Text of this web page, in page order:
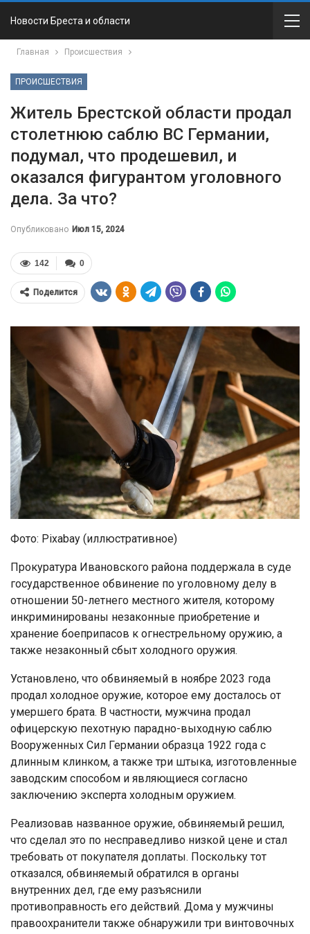
Новости Бреста и области
Главная Происшествия
ПРОИСШЕСТВИЯ
Житель Брестской области продал
столетнюю саблю ВС Германии,
подумал, что продешевил, и
оказался фигурантом уголовного
дела. За что?
Опубликовано Июл 15, 2024
0
142
Поделится
Фото: Pixabay (иллюстративное)
Прокуратура Ивановского района поддержала в суде
государственное обвинение по уголовному делу в
отношении 50-летнего местного жителя, которому
инкриминированы незаконные приобретение и
хранение боеприпасов к огнестрельному оружию, а
также незаконный сбыт холодного оружия.
Установлено, что обвиняемый в ноябре 2023 года
продал холодное оружие, которое ему досталось от
умершего брата. В частности, мужчина продал
офицерскую пехотную парадно-выходную саблю
Вооруженных Сил Германии образца 1922 года с
длинным клинком, а также три штыка, изготовленные
заводским способом и являющиеся согласно
заключению эксперта холодным оружием.
Реализовав названное оружие, обвиняемый решил,
что сделал это по несправедливо низкой цене и стал
требовать от покупателя доплаты. Поскольку тот
отказался, обвиняемый обратился в органы
внутренних дел, где ему разъяснили
противоправность его действий. Дома у мужчины
правоохранители также обнаружили три винтовочных